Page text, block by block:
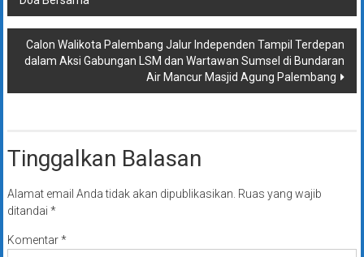
pos
Calon Walikota Palembang Jalur Independen Tampil Terdepan
dalam Aksi Gabungan LSM dan Wartawan Sumsel di Bundaran
Air Mancur Masjid Agung Palembang
Tinggalkan Balasan
Alamat email Anda tidak akan dipublikasikan. Ruas yang wajib
ditandai *
Komentar*